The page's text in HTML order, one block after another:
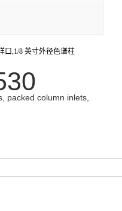
口,1/8 英寸外径色谱柱
packed column inlets,